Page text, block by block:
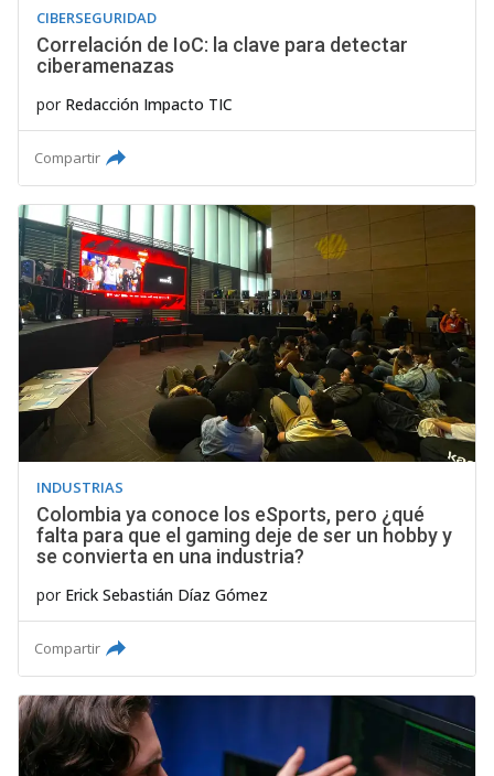
CIBERSEGURIDAD
Correlación de IoC: la clave para detectar
ciberamenazas
por Redacción Impacto TIC
Compartir
INDUSTRIAS
Colombia ya conoce los eSports, pero ¿qué
falta para que el gaming deje de ser un hobby y
se convierta en una industria?
por Erick Sebastián Díaz Gómez
Compartir